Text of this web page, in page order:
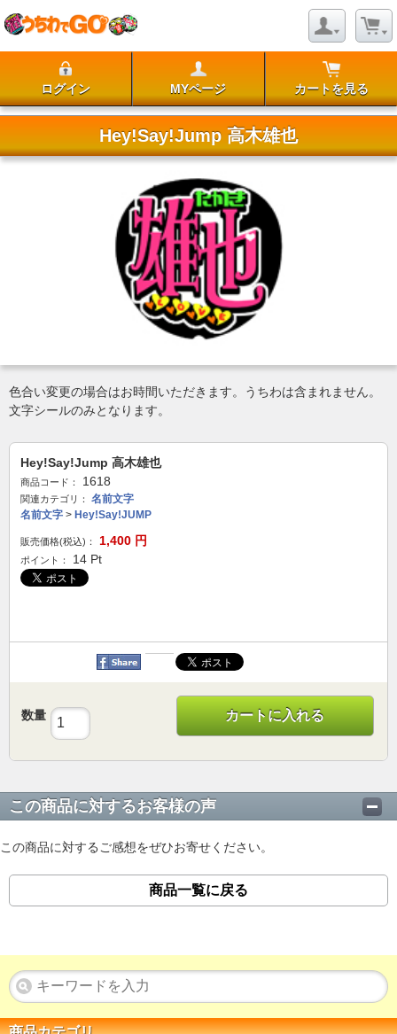
ログイン MYページ カートを見る
Hey!Say!Jump 高木雄也
色合い変更の場合はお時間いただきます。うちわは含まれません。
文字シールのみとなります。
Hey!Say!Jump 高木雄也
商品コード： 1618
関連カテゴリ：
名前文字
名前文字 > Hey!Say!JUMP
販売価格(税込)： 1,400 円
ポイント： 14 Pt
数量 カートに入れる
この商品に対するお客様の声
この商品に対するご感想をぜひお寄せください。
商品一覧に戻る